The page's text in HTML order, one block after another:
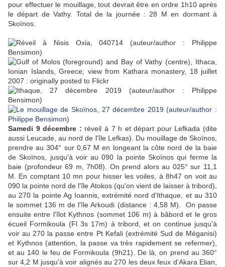
pour effectuer le mouillage, tout devrait être en ordre 1h10 après
le départ de Vathy. Total de la journée : 28 M en dormant à
Skoïnos.
Samedi 9 décembre : réveil à 7 h et départ pour Lefkada (dite
aussi Leucade, au nord de l'île Lefkas). Du mouillage de Skoïnos,
prendre au 304° sur 0,67 M en longeant la côte nord de la baie
de Skoïnos, jusqu'à voir au 090 la pointe Skoïnos qui ferme la
baie (profondeur 69 m, 7h08). On prend alors au 025° sur 11,1
M. En comptant 10 mn pour hisser les voiles, à 8h47 on voit au
090 la pointe nord de l'île Atokos (qu'on vient de laisser à tribord),
au 270 la pointe Ag Ioannis, extrémité nord d'Ithaque, et au 310
le sommet 136 m de l'île Arkoudi (distance : 4,58 M). On passe
ensuite entre l'îlot Kythnos (sommet 106 m) à bâbord et le gros
écueil Formikoula (Fl 3s 17m) à tribord, et on continue jusqu'à
voir au 270 la passe entre Pt Kefali (extrémité Sud de Méganisi)
et Kythnos (attention, la passe va très rapidement se refermer),
et au 140 le feu de Formikoula (9h21). De là, on prend au 360°
sur 4,2 M jusqu'à voir alignés au 270 les deux feux d'Akara Elian,